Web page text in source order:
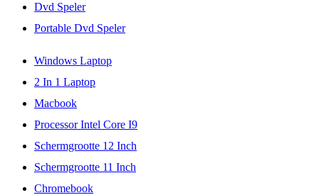
Dvd Speler
Portable Dvd Speler
Windows Laptop
2 In 1 Laptop
Macbook
Processor Intel Core I9
Schermgrootte 12 Inch
Schermgrootte 11 Inch
Chromebook